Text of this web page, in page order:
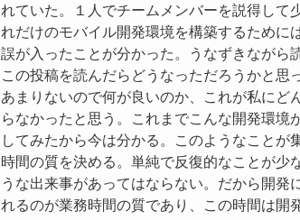
れていた。１人でチームメンバーを説得して
れだけのモバイル開発環境を構築するために
誤が入ったことが分かった。うなずきながら
この投稿を読んだらどうなっただろうかと思
あまりないので何が良いのか、これが私にど
らなかったと思う。これまでこんな開発環境
してみたから今は分かる。このようなことが
時間の質を決める。単純で反復的なことが少
うな出来事があってはならない。だから開発
れるのが業務時間の質であり、この時間は開